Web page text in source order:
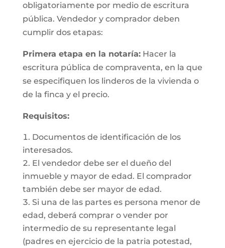
obligatoriamente por medio de escritura
pública. Vendedor y comprador deben
cumplir dos etapas:
Primera etapa en la notaría:Hacer la
escritura pública de compraventa, en la que
se especifiquen los linderos de la vivienda o
de la finca y el precio.
Requisitos:
Documentos de identificación de los
interesados.
El vendedor debe ser el dueño del
inmueble y mayor de edad. El comprador
también debe ser mayor de edad.
Si una de las partes es persona menor de
edad, deberá comprar o vender por
intermedio de su representante legal
(padres en ejercicio de la patria potestad,